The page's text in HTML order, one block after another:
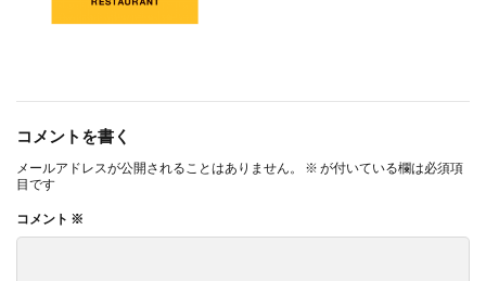
コメントを書く
メールアドレスが公開されることはありません。 ※ が付いている欄は必須項
目です
コメント ※